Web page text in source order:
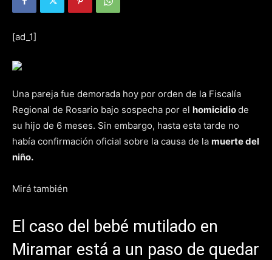
[ad_1]
​Una pareja fue demorada hoy por orden de la Fiscalía
Regional de Rosario bajo sospecha por el homicidiode
su hijo de 6 meses. Sin embargo, hasta esta tarde no
había confirmación oficial sobre la causa de la muerte del
niño.
Mirá también
El caso del bebé mutilado en
Miramar está a un paso de quedar